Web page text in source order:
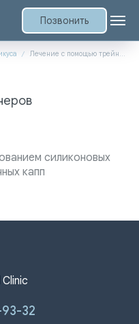
Позвонить
Лечение с помощью трейнеров
силиконовых
капп
32